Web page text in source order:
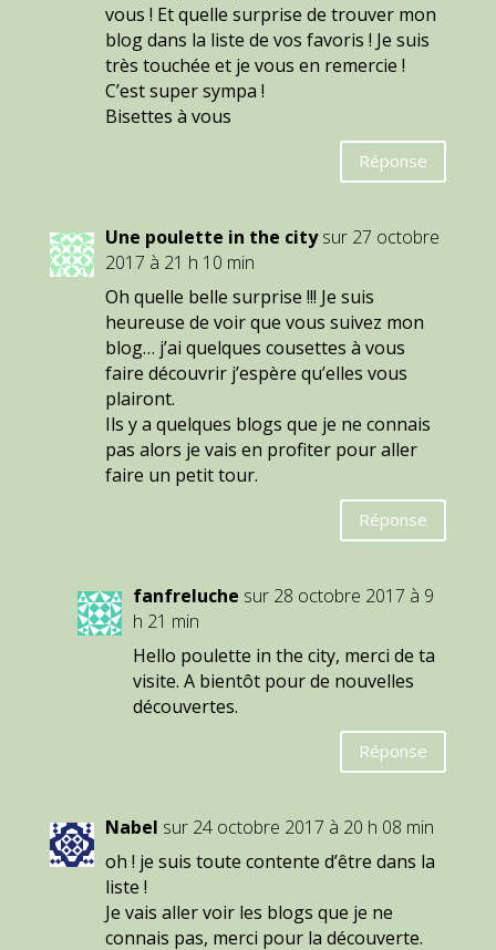
vous ! Et quelle surprise de trouver mon
blog dans la liste de vos favoris ! Je suis
très touchée et je vous en remercie !
C’est super sympa !
Bisettes à vous
Réponse
Une poulette in the city sur 27 octobre
2017 à 21 h 10 min
Oh quelle belle surprise !!! Je suis
heureuse de voir que vous suivez mon
blog… j’ai quelques cousettes à vous
faire découvrir j’espère qu’elles vous
plairont.
Ils y a quelques blogs que je ne connais
pas alors je vais en profiter pour aller
faire un petit tour.
Réponse
fanfreluche sur 28 octobre 2017 à 9
h 21 min
Hello poulette in the city, merci de ta
visite. A bientôt pour de nouvelles
découvertes.
Réponse
Nabel sur 24 octobre 2017 à 20 h 08 min
oh ! je suis toute contente d’être dans la
liste !
Je vais aller voir les blogs que je ne
connais pas, merci pour la découverte.